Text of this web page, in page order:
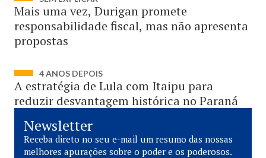
Mais uma vez, Durigan promete
responsabilidade fiscal, mas não apresenta
propostas
4 ANOS DEPOIS
A estratégia de Lula com Itaipu para
reduzir desvantagem histórica no Paraná
Newsletter
Receba direto no seu e-mail um resumo das nossas
melhores apurações sobre o poder e os poderosos.